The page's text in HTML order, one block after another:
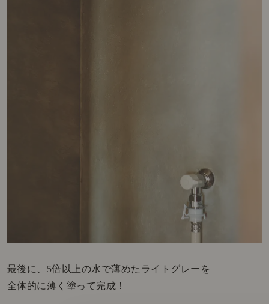
最後に、5倍以上の水で薄めたライトグレーを
全体的に薄く塗って完成！